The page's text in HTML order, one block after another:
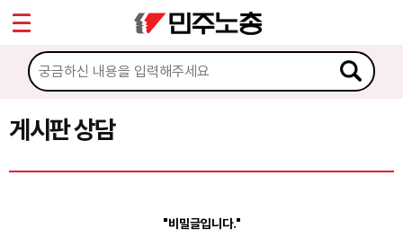
게시판 상담
"비밀글입니다."
마이페이지
소개
소식
노동상담
Sketchbook5, 스케치북5
Sketchbook5, 스케치북5